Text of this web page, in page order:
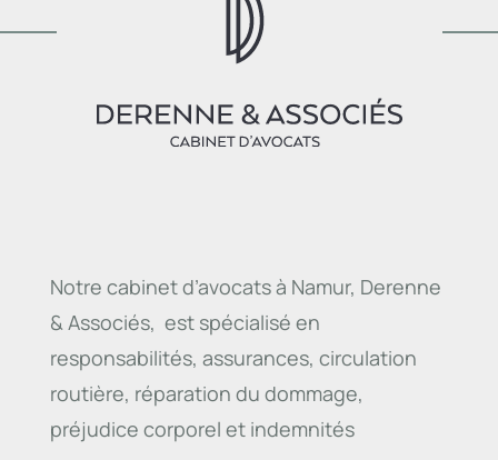
Notre cabinet d’avocats à Namur, Derenne
& Associés, est spécialisé en
responsabilités, assurances, circulation
routière, réparation du dommage,
préjudice corporel et indemnités